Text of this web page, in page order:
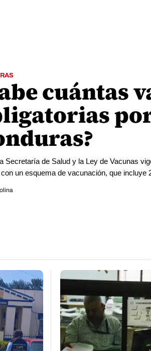
cuántas
Secretaría de Salud y la Ley de Vacunas
un esquema de vacunación, que incluye